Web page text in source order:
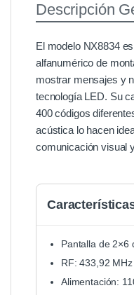
Descripción
El modelo NX8834
alfanumérico de
mostrar mensajes y
tecnología LED. Su
400 códigos
acústica lo hacen
comunicación visual
Pantalla de 2×6
RF: 433,92
Alimentación: